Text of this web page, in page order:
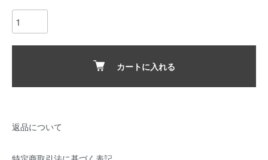
カートに入れる
返品について